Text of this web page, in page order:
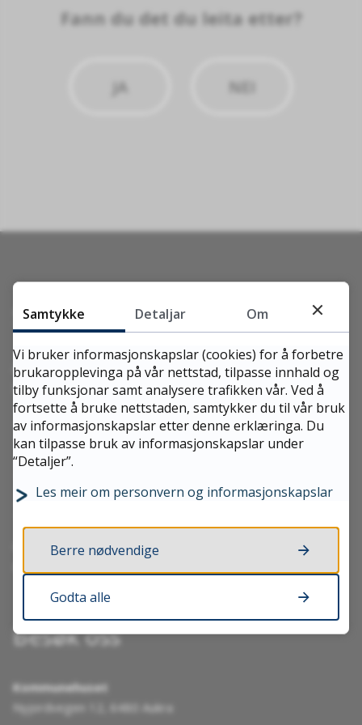
Fann du det du leita etter?
JA NEI
Skriv til oss
Aukra kommune
Nyjordvegen 12, 6480 Aukra
Send e-post
Send sikker digital post til kommunen
Organisasjonsnummer 964 981 337
Kommunenummer 1547
Besøk oss
Kommunehuset
Nyjordvegen 12, 6480 Aukra
Samtykke Detaljar Om
Vi bruker informasjonskapslar (cookies) for å forbetre
brukaropplevinga på vår nettstad, tilpasse innhald og
tilby funksjonar samt analysere trafikken vår. Ved å
fortsette å bruke nettstaden, samtykker du til vår bruk
av informasjonskapslar etter denne erklæringa. Du
kan tilpasse bruk av informasjonskapslar under
“Detaljer”.
Les meir om personvern og informasjonskapslar
Berre nødvendige
Godta alle